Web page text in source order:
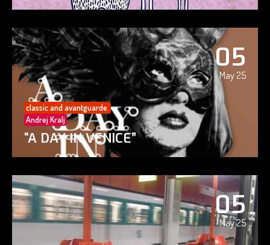
05
May 25
classic and avantguarde.
Andrej Kralj
“A DAY IN VENICE”
05
May 25